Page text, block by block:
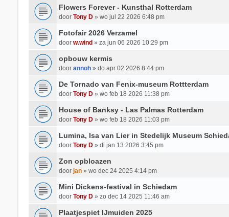
Flowers Forever - Kunsthal Rotterdam
door Tony D» wo jul 22 2026 6:48 pm
Fotofair 2026 Verzamel
door w.wind » za jun 06 2026 10:29 pm
opbouw kermis
door annoh» do apr 02 2026 8:44 pm
De Tornado van Fenix-museum Rottterdam
door Tony D» wo feb 18 2026 11:38 pm
House of Banksy - Las Palmas Rotterdam
door Tony D» wo feb 18 2026 11:03 pm
Lumina, Isa van Lier in Stedelijk Museum
door Tony D» di jan 13 2026 3:45 pm
Zon opbloazen
door jan» wo dec 24 2025 4:14 pm
Mini Dickens-festival in Schiedam
door Tony D» zo dec 14 2025 11:46 am
Plaatjespiet IJmuiden 2025